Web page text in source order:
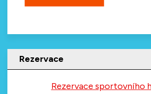
Rezervace
Rezervace sportovního